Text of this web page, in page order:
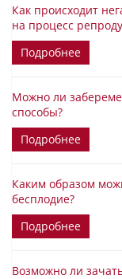
Как происходит
на процесс
Подробнее
Можно ли
способы?
Подробнее
Каким образом
бесплодие?
Подробнее
Возможно ли